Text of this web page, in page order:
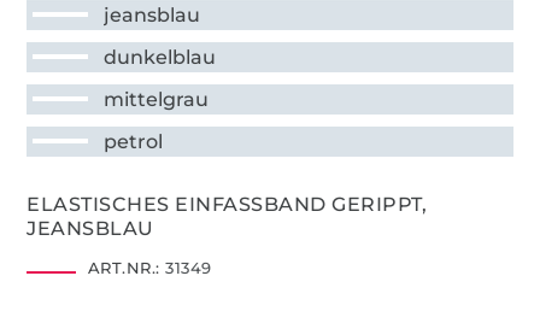
jeansblau
dunkelblau
mittelgrau
petrol
ELASTISCHES EINFASSBAND GERIPPT,
JEANSBLAU
ART.NR.: 31349